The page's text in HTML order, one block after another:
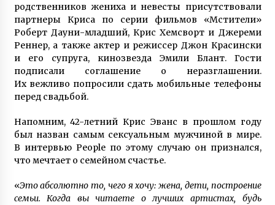
Наталья Шамрай воспитывает детей с
инвалидностью
6 лет ago
Игорь Руденя, живущий в Чернобыльской
зоне 16 лет, открыл выставку картин в Киеве
6 лет ago
Четверня у супругов с Прикарпатья — врачи
советовали удалить три эмбриона из
четырех, прижившихся после ЭКО
6 лет ago
Трифонова рассказала о любви, разводе с
мужем и рождении детей
родственников жениха и невесты присутствовали
партнеры Криса по серии фильмов «Мстители»
Роберт Дауни-младший, Крис Хемсворт и Джереми
Реннер, а также актер и режиссер Джон Красински
и его супруга, кинозвезда Эмили Блант. Гости
подписали соглашение о неразглашении.
Их вежливо попросили сдать мобильные телефоны
перед свадьбой.
Напомним, 42-летний Крис Эванс в прошлом году
был назван самым сексуальным мужчиной в мире.
В интервью People по этому случаю он признался,
что мечтает о семейном счастье.
«Это абсолютно то, чего я хочу: жена, дети, построение
семьи. Когда вы читаете о лучших артистах, будь